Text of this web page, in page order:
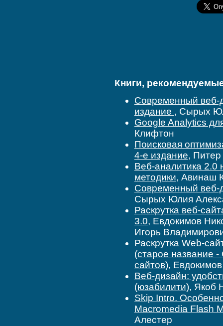
Книги,
Современный веб-
издание , Сырых
Google Analytics
Клифтон
Поисковая
4-е издание, Питер
Веб-аналитика 2.0
методики, Авинаш
Современный веб-
Сырых Юлия
Раскрутка веб-
3.0, Евдокимов
Игорь
Раскрутка Web-
(старое название
сайтов),
Веб-дизайн:
(юзабилити), Якоб
Skip Intro.
Macromedia Flash
Алестер